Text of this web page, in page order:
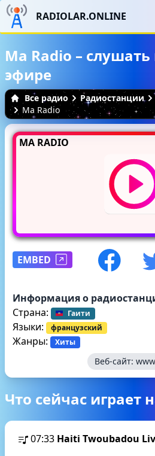
RADIOLAR.ONLINE
Ma Radio –
эфире
Все радио Радиостанции
Ma Radio
MA RADIO
EMBED
Информация о
Страна:
Гаити
Языки: французский
Жанры: Хиты
Веб-сайт:
Что сейчас играет
07:33 Haiti Twoubadou